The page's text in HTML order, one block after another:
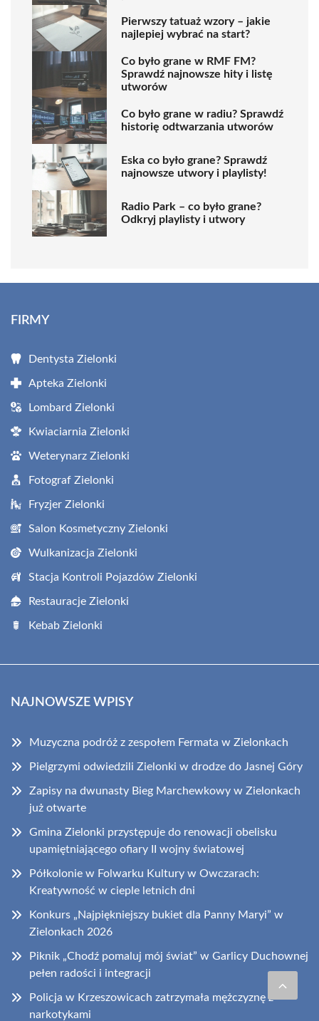
Pierwszy tatuaż wzory – jakie
najlepiej wybrać na start?
Co było grane w RMF FM?
Sprawdź najnowsze hity i listę
utworów
Co było grane w radiu? Sprawdź
historię odtwarzania utworów
Eska co było grane? Sprawdź
najnowsze utwory i playlisty!
Radio Park – co było grane?
Odkryj playlisty i utwory
FIRMY
Dentysta Zielonki
Apteka Zielonki
Lombard Zielonki
Kwiaciarnia Zielonki
Weterynarz Zielonki
Fotograf Zielonki
Fryzjer Zielonki
Salon Kosmetyczny Zielonki
Wulkanizacja Zielonki
Stacja Kontroli Pojazdów Zielonki
Restauracje Zielonki
Kebab Zielonki
NAJNOWSZE WPISY
Muzyczna podróż z zespołem Fermata w Zielonkach
Pielgrzymi odwiedzili Zielonki w drodze do Jasnej Góry
Zapisy na dwunasty Bieg Marchewkowy w Zielonkach
już otwarte
Gmina Zielonki przystępuje do renowacji obelisku
upamiętniającego ofiary II wojny światowej
Półkolonie w Folwarku Kultury w Owczarach:
Kreatywność w cieple letnich dni
Konkurs „Najpiękniejszy bukiet dla Panny Maryi” w
Zielonkach 2026
Piknik „Chodź pomaluj mój świat” w Garlicy Duchownej
pełen radości i integracji
Policja w Krzeszowicach zatrzymała mężczyznę z
narkotykami